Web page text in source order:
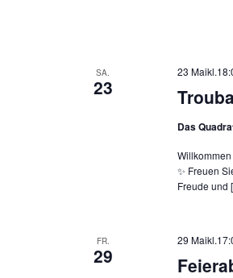
SA.
23
23
Das
✨ Freuen
Freude
FR.
29
29